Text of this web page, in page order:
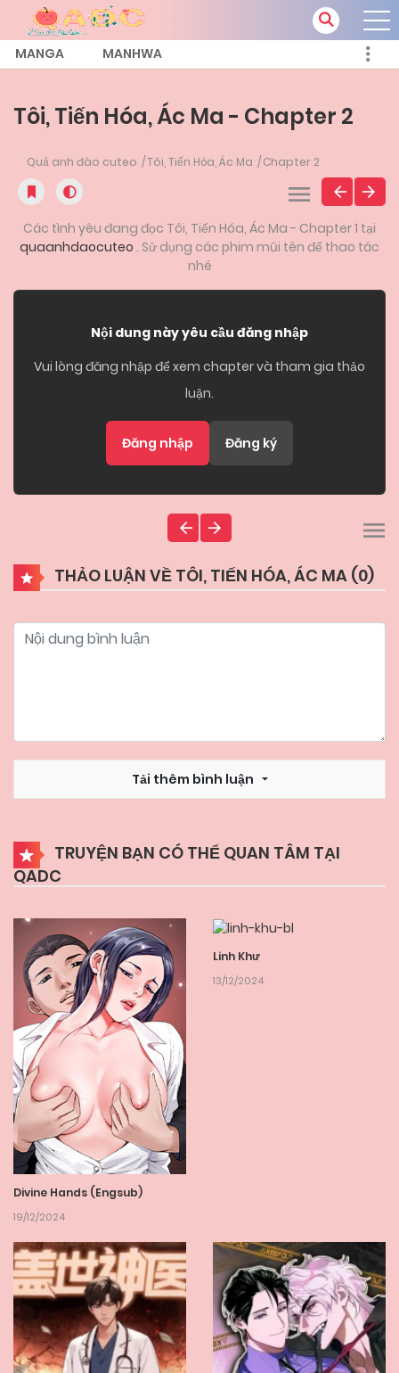
MANGA MANHWA
Tôi, Tiến Hóa, Ác Ma - Chapter 2
Quả anh đào cuteo Tôi, Tiến Hóa, Ác Ma Chapter 2
Các tình yêu đang đọc Tôi, Tiến Hóa, Ác Ma - Chapter 1 tại
quaanhdaocuteo . Sử dụng các phim mũi tên để thao tác
nhé
Nội dung này yêu cầu đăng nhập
Vui lòng đăng nhập để xem chapter và tham gia thảo
luận.
Đăng nhập Đăng ký
THẢO LUẬN VỀ TÔI, TIẾN HÓA, ÁC MA (0)
Tải thêm bình luận
TRUYỆN BẠN CÓ THỂ QUAN TÂM TẠI
QADC
Divine Hands (Engsub)
19/12/2024
Linh Khư
13/12/2024